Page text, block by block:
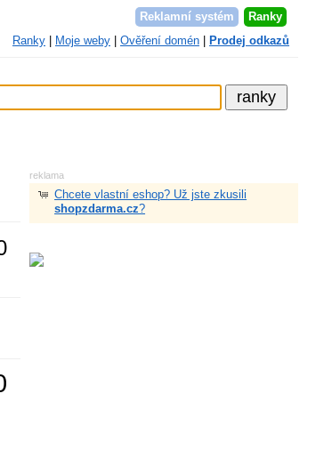
Ranky
Reklamní systém
Ranky| Moje weby| Ověření domén| Prodej odkazů
reklama
Chcete vlastní eshop? Už jste zkusili
shopzdarma.cz?